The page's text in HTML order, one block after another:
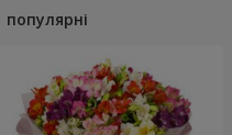
популярні